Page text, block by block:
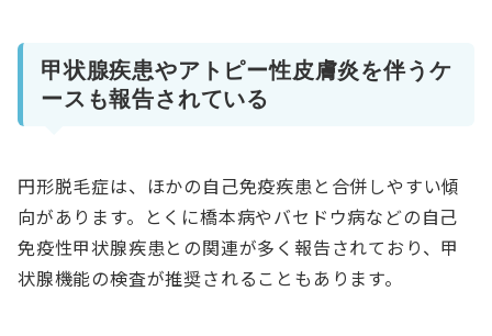
甲状腺疾患やアトピー性皮膚炎を伴うケ
ースも報告されている
円形脱毛症は、ほかの自己免疫疾患と合併しやすい傾
向があります。とくに橋本病やバセドウ病などの自己
免疫性甲状腺疾患との関連が多く報告されており、甲
状腺機能の検査が推奨されることもあります。